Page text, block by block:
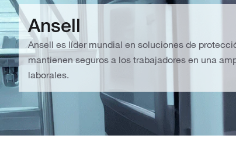
Ansell
Ansell es líder mundial en soluciones de
mantienen seguros a los trabajadores en una
laborales.